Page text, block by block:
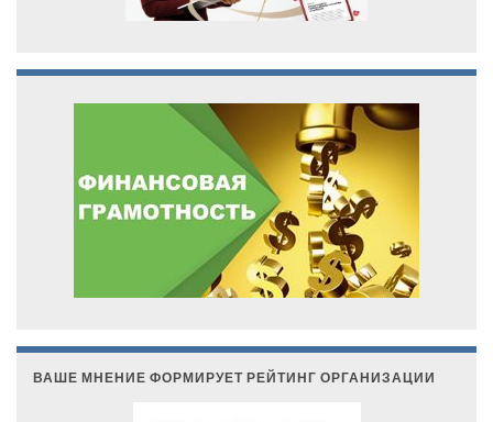
ВАШЕ МНЕНИЕ ФОРМИРУЕТ РЕЙТИНГ ОРГАНИЗАЦИИ